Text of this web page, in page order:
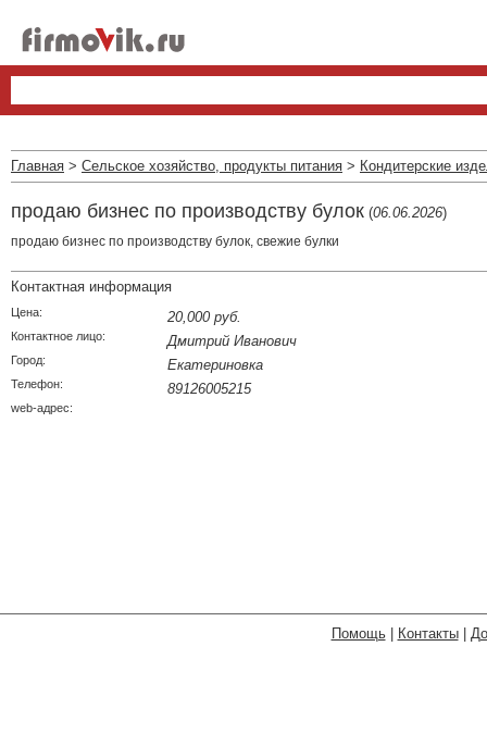
Главная > Сельское хозяйство, продукты питания > Кондитерские
продаю бизнес по производству булок (06.06.2026)
продаю бизнес по производству булок, свежие булки
Контактная информация
Цена: 20,000 руб.
Контактное лицо: Дмитрий Иванович
Город: Екатериновка
Телефон: 89126005215
web-адрес:
Помощь| Контакты|